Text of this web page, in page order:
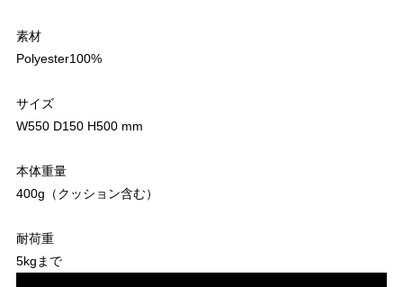
素材
Polyester100%
サイズ
W550 D150 H500 mm
本体重量
400g（クッション含む）
耐荷重
5kgまで